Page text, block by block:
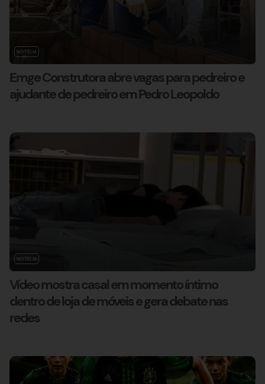
NOTÍCIA
Emge Construtora abre vagas para pedreiro e
ajudante de pedreiro em Pedro Leopoldo
NOTÍCIA
Vídeo mostra casal em momento íntimo
dentro de loja de móveis e gera debate nas
redes